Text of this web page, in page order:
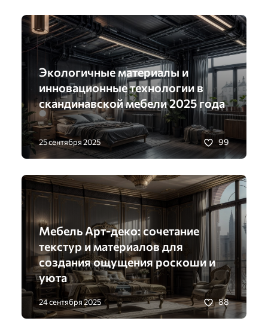
Экологичные материалы и
инновационные технологии в
скандинавской мебели 2025 года
25 сентября 2025 99
Мебель Арт-деко: сочетание
текстур и материалов для
создания ощущения роскоши и
уюта
24 сентября 2025 88